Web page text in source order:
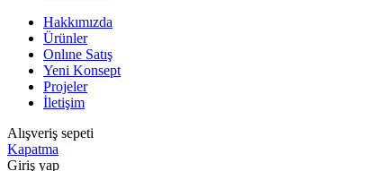
Hakkımızda
Ürünler
Onlıne Satış
Yeni Konsept
Projeler
İletişim
Alışveriş sepeti
Kapatma
Giriş yap